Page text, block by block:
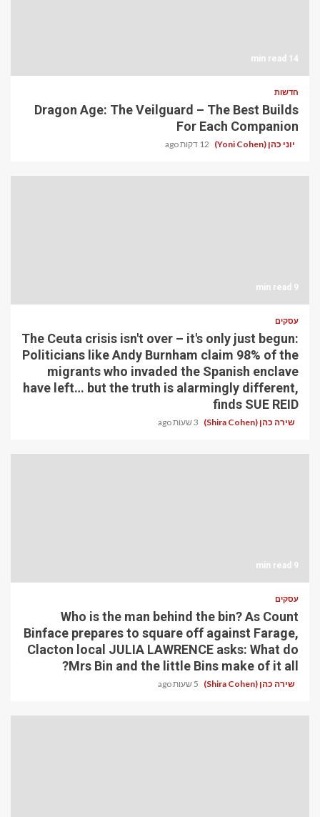
14 min read
חדשות
Dragon Age: The Veilguard – The Best Builds
For Each Companion
יוני כהן (Yoni Cohen) 12 דקות ago
9 min read
עסקים
The Ceuta crisis isn't over – it's only just begun:
Politicians like Andy Burnham claim 98% of the
migrants who invaded the Spanish enclave
have left… but the truth is alarmingly different,
finds SUE REID
שירה כהן (Shira Cohen) 3 שעות ago
9 min read
עסקים
Who is the man behind the bin? As Count
Binface prepares to square off against Farage,
Clacton local JULIA LAWRENCE asks: What do
Mrs Bin and the little Bins make of it all?
שירה כהן (Shira Cohen) 5 שעות ago